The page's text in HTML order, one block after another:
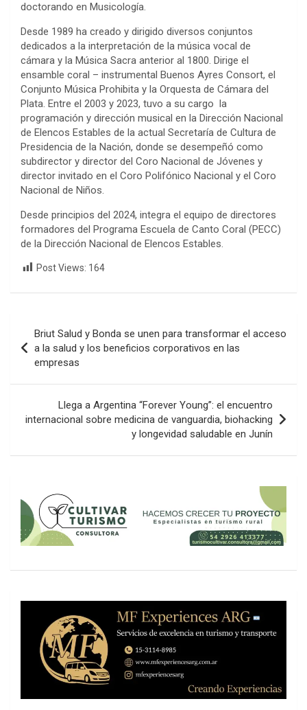
doctorando en Musicología.
Desde 1989 ha creado y dirigido diversos conjuntos
dedicados a la interpretación de la música vocal de
cámara y la Música Sacra anterior al 1800. Dirige el
ensamble coral – instrumental Buenos Ayres Consort, el
Conjunto Música Prohibita y la Orquesta de Cámara del
Plata. Entre el 2003 y 2023, tuvo a su cargo la
programación y dirección musical en la Dirección Nacional
de Elencos Estables de la actual Secretaría de Cultura de
Presidencia de la Nación, donde se desempeñó como
subdirector y director del Coro Nacional de Jóvenes y
director invitado en el Coro Polifónico Nacional y el Coro
Nacional de Niños.
Desde principios del 2024, integra el equipo de directores
formadores del Programa Escuela de Canto Coral (PECC)
de la Dirección Nacional de Elencos Estables.
Post Views: 164
de
entradas
Briut Salud y Bonda se unen para transformar el acceso
a la salud y los beneficios corporativos en las
empresas
Llega a Argentina “Forever Young”: el encuentro
internacional sobre medicina de vanguardia, biohacking
y longevidad saludable en Junín